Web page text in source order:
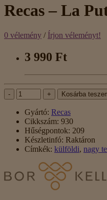
Recas – La
0 vélemény / Írjon véleményt!
3 990 Ft
- + Kosárba
Gyártó: Recas
Cikkszám: 930
Hűségpontok: 209
Készletinfó: Raktáron
Címkék: külföldi, nagy